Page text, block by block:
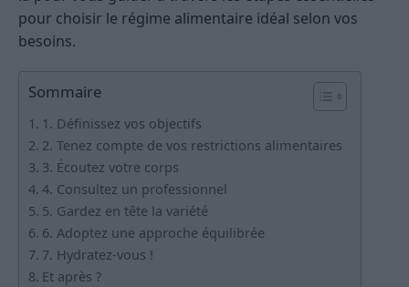
pour choisir le régime alimentaire idéal selon vos
besoins.
Sommaire
1. Définissez vos objectifs
2. Tenez compte de vos restrictions alimentaires
3. Écoutez votre corps
4. Consultez un professionnel
5. Gardez en tête la variété
6. Adoptez une approche équilibrée
7. Hydratez-vous !
Et après ?